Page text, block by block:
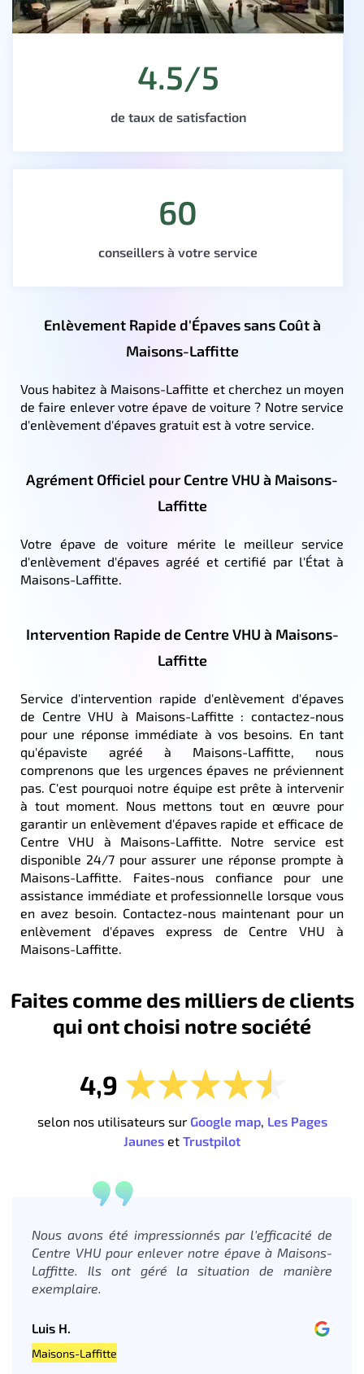
4.5/5
de taux de satisfaction
60
conseillers à votre service
Enlèvement Rapide d'Épaves sans Coût à
Maisons-Laffitte
Vous habitez à Maisons-Laffitte et cherchez un moyen
de faire enlever votre épave de voiture ? Notre service
d'enlèvement d'épaves gratuit est à votre service.
Agrément Officiel pour Centre VHU à Maisons-
Laffitte
Votre épave de voiture mérite le meilleur service
d'enlèvement d'épaves agréé et certifié par l'État à
Maisons-Laffitte.
Intervention Rapide de Centre VHU à Maisons-
Laffitte
Service d'intervention rapide d'enlèvement d'épaves
de Centre VHU à Maisons-Laffitte : contactez-nous
pour une réponse immédiate à vos besoins. En tant
qu'épaviste agréé à Maisons-Laffitte, nous
comprenons que les urgences épaves ne préviennent
pas. C'est pourquoi notre équipe est prête à intervenir
à tout moment. Nous mettons tout en œuvre pour
garantir un enlèvement d'épaves rapide et efficace de
Centre VHU à Maisons-Laffitte. Notre service est
disponible 24/7 pour assurer une réponse prompte à
Maisons-Laffitte. Faites-nous confiance pour une
assistance immédiate et professionnelle lorsque vous
en avez besoin. Contactez-nous maintenant pour un
enlèvement d'épaves express de Centre VHU à
Maisons-Laffitte.
Faites comme des milliers de clients
qui ont choisi notre société
4,9
selon nos utilisateurs sur Google map, Les Pages
Jaunes et Trustpilot
Nous avons été impressionnés par l'efficacité de
Centre VHU pour enlever notre épave à Maisons-
Laffitte. Ils ont géré la situation de manière
exemplaire.
Luis H.
Maisons-Laffitte